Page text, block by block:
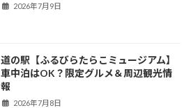
2026年7月9日
道の駅【ふるびらたらこミュージアム】
車中泊はOK？限定グルメ＆周辺観光情
報
2026年7月8日